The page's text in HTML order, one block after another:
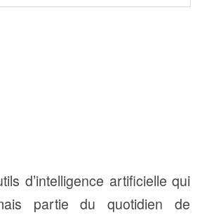
d’intelligence artificielle qui
partie du quotidien de